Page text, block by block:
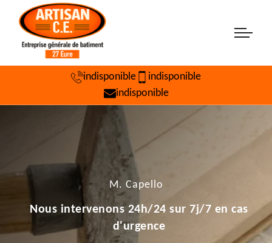
indisponible
indisponible
indisponible
M. Capello
Nous intervenons 24h/24 sur 7j/7 en cas
d'urgence